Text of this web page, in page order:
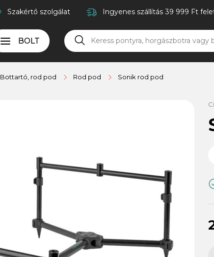
Szakértő szolgálat Ingyenes szállítás 39 999 Ft
BOLT
Bottartó, rod pod Rod pod Sonik rod pod